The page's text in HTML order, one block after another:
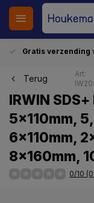
Gratis verzending
Terug
Art:
IRWIN
5x110mm,
6x110mm,
8x160mm,
0/10